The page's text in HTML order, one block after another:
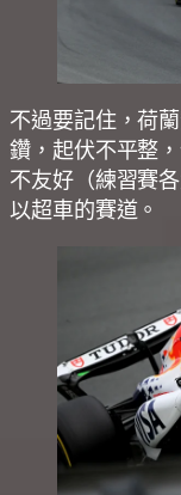
不過要記住，荷
鑽，起伏不平整
不友好（練習賽
以超車的賽道。